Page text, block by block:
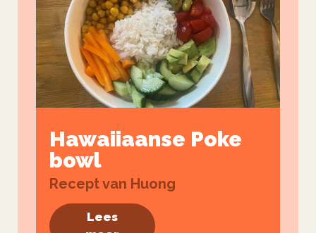
Hawaiiaanse Poke
bowl
Recept van Huong
Lees